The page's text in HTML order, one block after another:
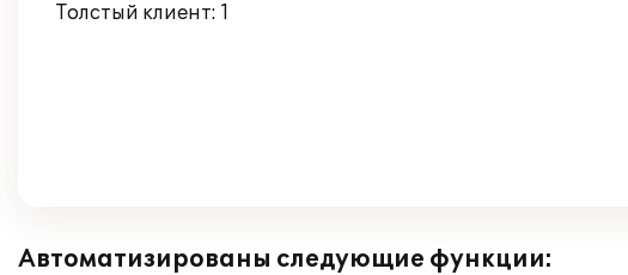
Толстый клиент: 1
Автоматизированы следующие функции: